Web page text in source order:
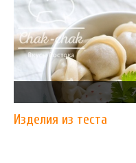
Изделия из теста